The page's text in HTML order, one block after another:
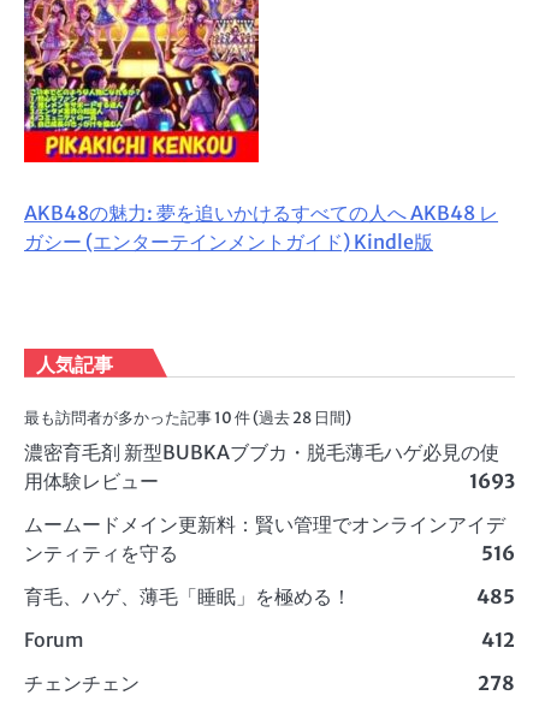
AKB48の魅力: 夢を追いかけるすべての人へ AKB48 レ
ガシー (エンターテインメントガイド) Kindle版
人気記事
最も訪問者が多かった記事 10 件 (過去 28 日間)
濃密育毛剤 新型BUBKAブブカ・脱毛薄毛ハゲ必見の使
用体験レビュー
1693
ムームードメイン更新料：賢い管理でオンラインアイデ
ンティティを守る
516
育毛、ハゲ、薄毛「睡眠」を極める！
485
Forum
412
チェンチェン
278